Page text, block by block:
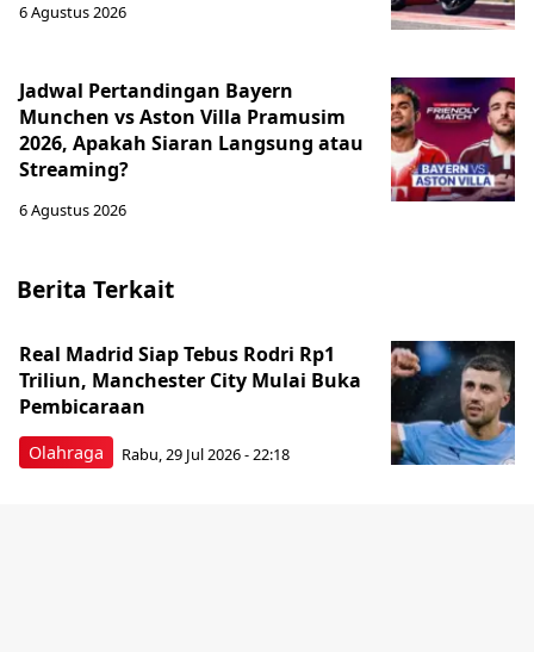
6 Agustus 2026
Jadwal Pertandingan Bayern
Munchen vs Aston Villa Pramusim
2026, Apakah Siaran Langsung atau
Streaming?
6 Agustus 2026
Berita Terkait
Olahraga
Real Madrid Siap Tebus Rodri Rp1
Triliun, Manchester City Mulai Buka
Pembicaraan
Rabu, 29 Jul 2026 - 22:18